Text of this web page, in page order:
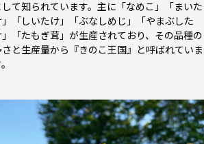
して知られています。主に「なめこ」「まいた
」「しいたけ」「ぶなしめじ」「やまぶした
」「たもぎ茸」が生産されており、その品種の
さと生産量から『きのこ王国』と呼ばれていま